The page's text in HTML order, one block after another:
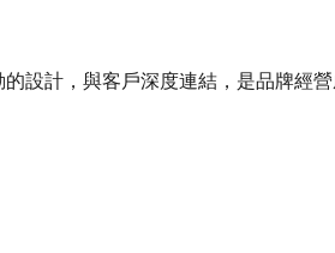
設計，與客戶深度連結，是品牌經